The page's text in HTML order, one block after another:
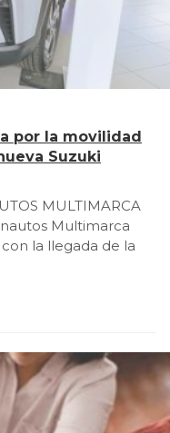
por la movilidad
Suzuki
MULTIMARCA
Multimarca
la llegada de la